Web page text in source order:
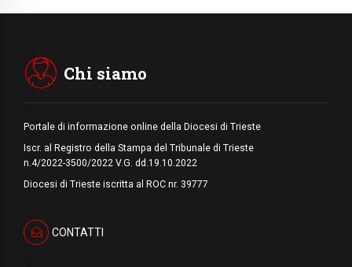
Chi siamo
Portale di informazione online della Diocesi di Trieste
Iscr. al Registro della Stampa del Tribunale di Trieste
n.4/2022-3500/2022 V.G. dd.19.10.2022
Diocesi di Trieste iscritta al ROC nr. 39777
CONTATTI